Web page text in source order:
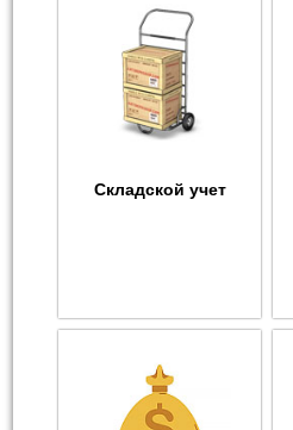
Складской учет